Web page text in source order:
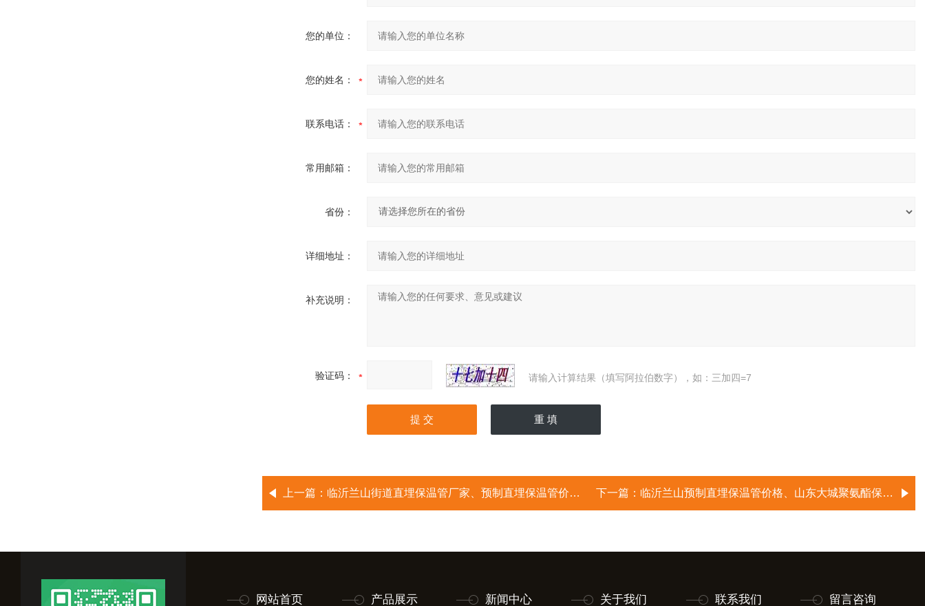
您的单位：
您的姓名：
联系电话：
常用邮箱：
省份：
详细地址：
补充说明：
验证码： 请输入计算结果（填写阿拉伯数字），如：三加四=7
上一篇： 临沂兰山街道直埋保温管厂家、预制直埋保温管价格、山东大城保温管 下一篇： 临沂兰山预制直埋保温管价格、山东大城聚氨酯保温管生产厂家
网站首页 产品展示 新闻中心 关于我们 联系我们 留言咨询